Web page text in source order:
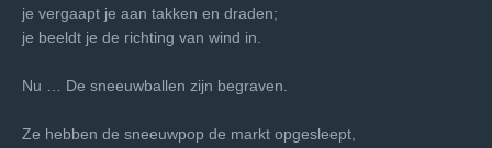
je vergaapt je aan takken en draden;
je beeldt je de richting van wind in.
Nu … De sneeuwballen zijn begraven.
Ze hebben de sneeuwpop de markt opgesleept,